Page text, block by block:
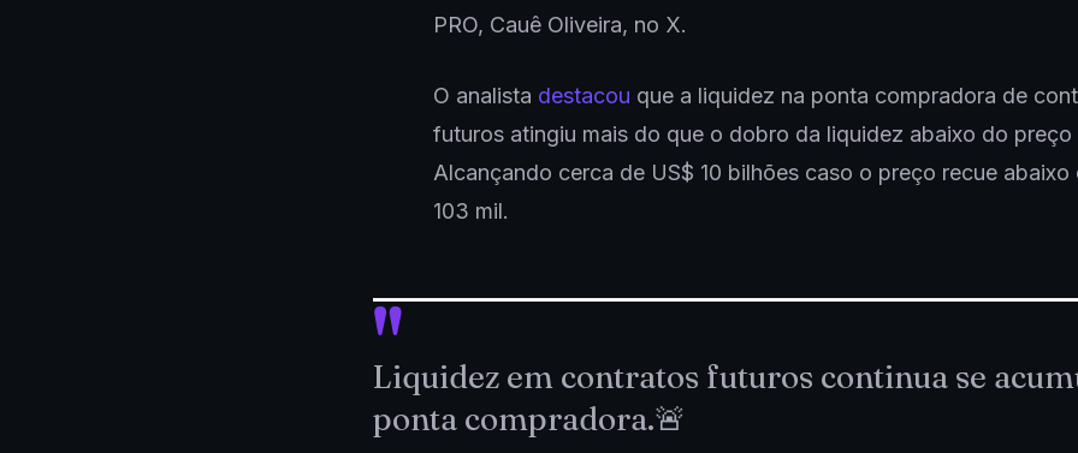
PRO, Cauê Oliveira, no X.
O analista destacou que a liquidez na ponta compradora de
futuros atingiu mais do que o dobro da liquidez abaixo do preço
Alcançando cerca de US$ 10 bilhões caso o preço recue abaixo
103 mil.
Liquidez em contratos futuros continua se
ponta compradora.🚨